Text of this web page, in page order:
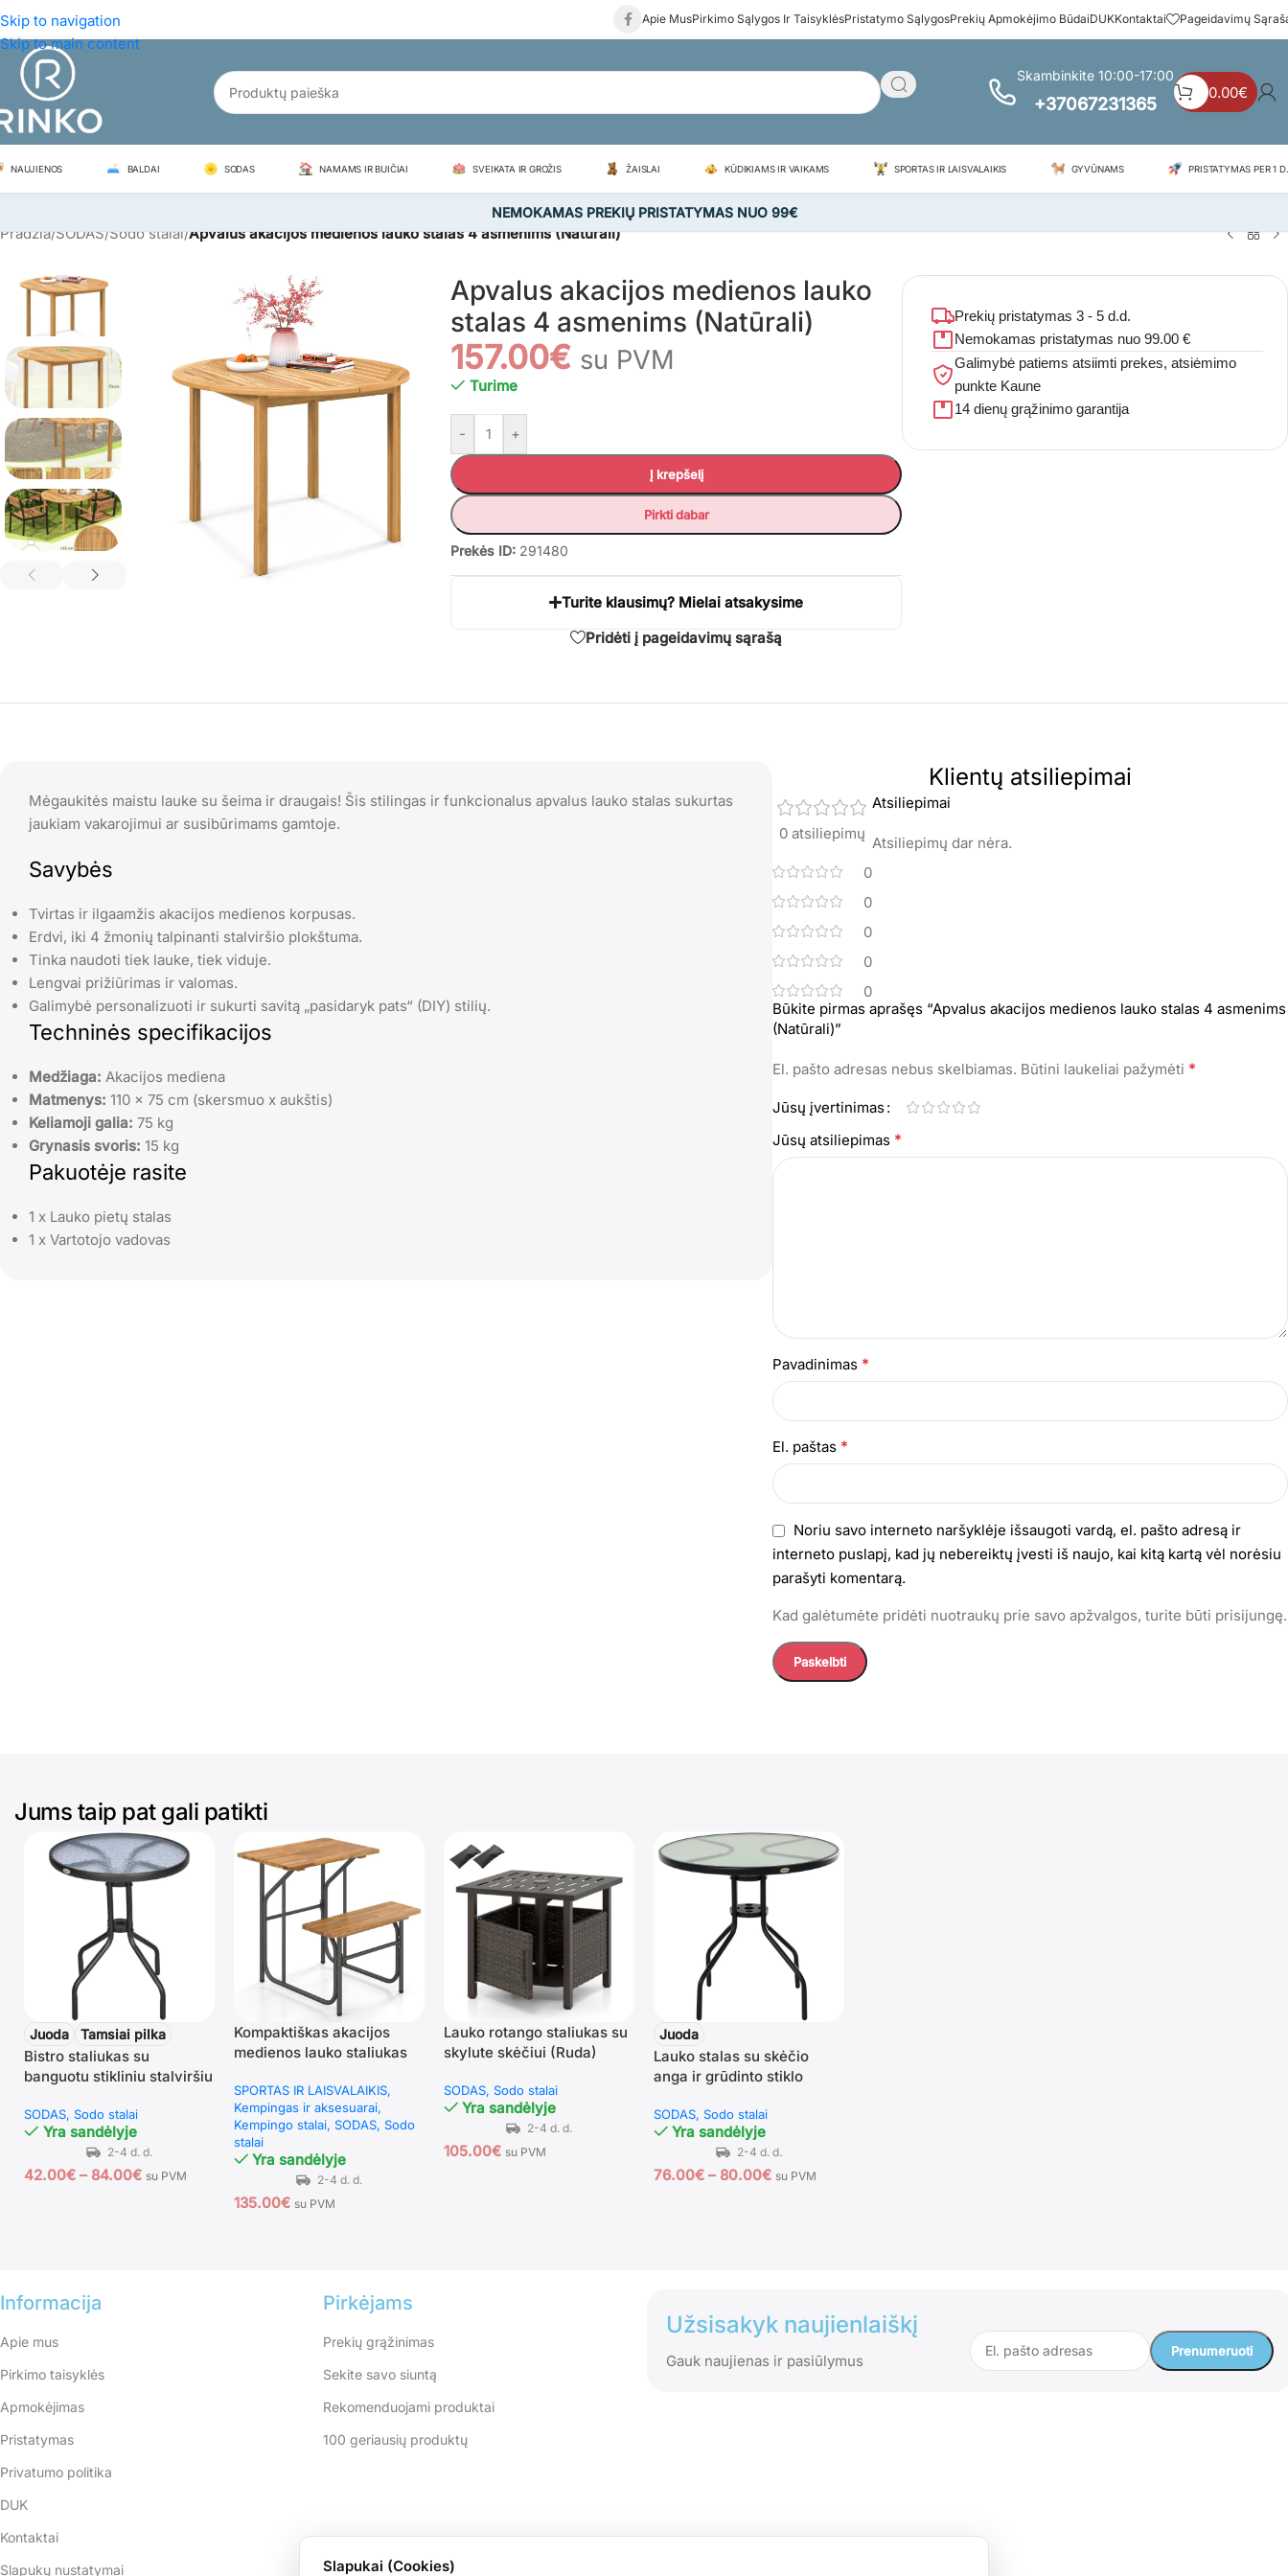
Skip to navigation
Skip to main content
Apie MusPirkimo Sąlygos Ir TaisyklėsPristatymo SąlygosPrekių Apmokėjimo BūdaiDUKKontaktai Pageidavimų
Skambinkite 10:00-17:00
+37067231365
0.00€
NAUJIENOS BALDAI SODAS NAMAMS IR BUIČIAI SVEIKATA IR GROŽIS ŽAISLAI KŪDIKIAMS IR VAIKAMS SPORTAS IR LAISVALAIKIS GYVŪNAMS PRISTATYMAS PER 1
NEMOKAMAS PREKIŲ PRISTATYMAS NUO 99€
Pradžia/SODAS/Sodo stalai/Apvalus akacijos medienos lauko stalas 4 asmenims (Natūrali)
Apvalus akacijos medienos lauko
stalas 4 asmenims (Natūrali)
157.00€ su PVM
Turime
- +
Į krepšelį
Pirkti dabar
Prekės ID: 291480
Turite klausimų? Mielai atsakysime
Pridėti į pageidavimų sąrašą
Prekių pristatymas 3 - 5 d.d.
Nemokamas pristatymas nuo 99.00 €
Galimybė patiems atsiimti prekes, atsiėmimo
punkte Kaune
14 dienų grąžinimo garantija
Mėgaukitės maistu lauke su šeima ir draugais! Šis stilingas ir funkcionalus apvalus lauko stalas sukurtas
jaukiam vakarojimui ar susibūrimams gamtoje.
Savybės
Tvirtas ir ilgaamžis akacijos medienos korpusas.
Erdvi, iki 4 žmonių talpinanti stalviršio plokštuma.
Tinka naudoti tiek lauke, tiek viduje.
Lengvai prižiūrimas ir valomas.
Galimybė personalizuoti ir sukurti savitą „pasidaryk pats“ (DIY) stilių.
Techninės specifikacijos
Medžiaga: Akacijos mediena
Matmenys: 110 x 75 cm (skersmuo x aukštis)
Keliamoji galia: 75 kg
Grynasis svoris: 15 kg
Pakuotėje rasite
1 x Lauko pietų stalas
1 x Vartotojo vadovas
Klientų atsiliepimai
0 atsiliepimų
0
0
0
0
0
Atsiliepimai
Atsiliepimų dar nėra.
Būkite pirmas aprašęs “Apvalus akacijos medienos lauko stalas 4 asmenims
(Natūrali)”
El. pašto adresas nebus skelbiamas. Būtini laukeliai pažymėti *
Jūsų įvertinimas
Jūsų atsiliepimas *
Pavadinimas *
El. paštas *
Noriu savo interneto naršyklėje išsaugoti vardą, el. pašto adresą ir
interneto puslapį, kad jų nebereiktų įvesti iš naujo, kai kitą kartą vėl norėsiu
parašyti komentarą.
Kad galėtumėte pridėti nuotraukų prie savo apžvalgos, turite būti prisijungę.
Jums taip pat gali patikti
Juoda Tamsiai pilka
Bistro staliukas su
banguotu stikliniu stalviršiu
cm
SODAS Sodo stalai
Yra sandėlyje
42.00€ – 84.00€ su PVM
Kompaktiškas akacijos
medienos lauko staliukas
(Natūrali)
SPORTAS IR LAISVALAIKIS
Kempingas ir aksesuarai
Kempingo stalai SODAS Sodo
stalai
Yra sandėlyje
135.00€ su PVM
Lauko rotango staliukas su
skylute skėčiui (Ruda)
SODAS Sodo stalai
Yra sandėlyje
105.00€ su PVM
Juoda
Lauko stalas su skėčio
anga ir grūdinto stiklo
SODAS Sodo stalai
Yra sandėlyje
76.00€ – 80.00€ su PVM
Informacija
Apie mus
Pirkimo taisyklės
Apmokėjimas
Pristatymas
Privatumo politika
DUK
Kontaktai
Slapukų nustatymai
Pirkėjams
Prekių grąžinimas
Sekite savo siuntą
Rekomenduojami produktai
100 geriausių produktų
Užsisakyk naujienlaiškį
Gauk naujienas ir pasiūlymus
Slapukai (Cookies)